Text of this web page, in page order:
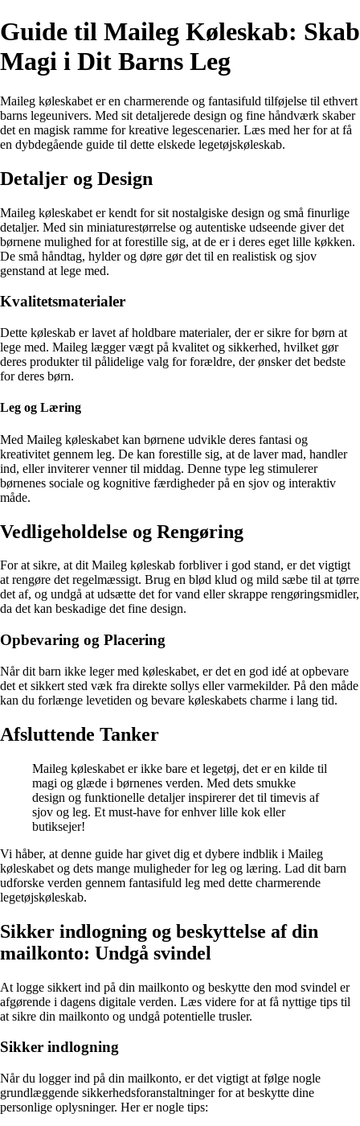
Guide til Maileg Køleskab: Skab
Magi i Dit Barns Leg
Maileg køleskabet er en charmerende og fantasifuld tilføjelse til ethvert
barns legeunivers. Med sit detaljerede design og fine håndværk skaber
det en magisk ramme for kreative legescenarier. Læs med her for at få
en dybdegående guide til dette elskede legetøjskøleskab.
Detaljer og Design
Maileg køleskabet er kendt for sit nostalgiske design og små finurlige
detaljer. Med sin miniaturestørrelse og autentiske udseende giver det
børnene mulighed for at forestille sig, at de er i deres eget lille køkken.
De små håndtag, hylder og døre gør det til en realistisk og sjov
genstand at lege med.
Kvalitetsmaterialer
Dette køleskab er lavet af holdbare materialer, der er sikre for børn at
lege med. Maileg lægger vægt på kvalitet og sikkerhed, hvilket gør
deres produkter til pålidelige valg for forældre, der ønsker det bedste
for deres børn.
Leg og Læring
Med Maileg køleskabet kan børnene udvikle deres fantasi og
kreativitet gennem leg. De kan forestille sig, at de laver mad, handler
ind, eller inviterer venner til middag. Denne type leg stimulerer
børnenes sociale og kognitive færdigheder på en sjov og interaktiv
måde.
Vedligeholdelse og Rengøring
For at sikre, at dit Maileg køleskab forbliver i god stand, er det vigtigt
at rengøre det regelmæssigt. Brug en blød klud og mild sæbe til at tørre
det af, og undgå at udsætte det for vand eller skrappe rengøringsmidler,
da det kan beskadige det fine design.
Opbevaring og Placering
Når dit barn ikke leger med køleskabet, er det en god idé at opbevare
det et sikkert sted væk fra direkte sollys eller varmekilder. På den måde
kan du forlænge levetiden og bevare køleskabets charme i lang tid.
Afsluttende Tanker
Maileg køleskabet er ikke bare et legetøj, det er en kilde til
magi og glæde i børnenes verden. Med dets smukke
design og funktionelle detaljer inspirerer det til timevis af
sjov og leg. Et must-have for enhver lille kok eller
butiksejer!
Vi håber, at denne guide har givet dig et dybere indblik i Maileg
køleskabet og dets mange muligheder for leg og læring. Lad dit barn
udforske verden gennem fantasifuld leg med dette charmerende
legetøjskøleskab.
Sikker indlogning og beskyttelse af din
mailkonto: Undgå svindel
At logge sikkert ind på din mailkonto og beskytte den mod svindel er
afgørende i dagens digitale verden. Læs videre for at få nyttige tips til
at sikre din mailkonto og undgå potentielle trusler.
Sikker indlogning
Når du logger ind på din mailkonto, er det vigtigt at følge nogle
grundlæggende sikkerhedsforanstaltninger for at beskytte dine
personlige oplysninger. Her er nogle tips: